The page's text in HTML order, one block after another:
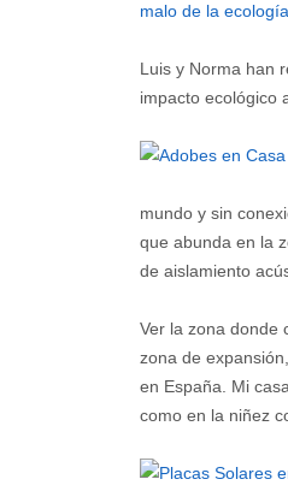
malo de la ecología.
Luis y Norma han
impacto ecológico
mundo y sin
que abunda en la
de aislamiento
Ver la zona donde
zona de
en España. Mi
como en la niñez